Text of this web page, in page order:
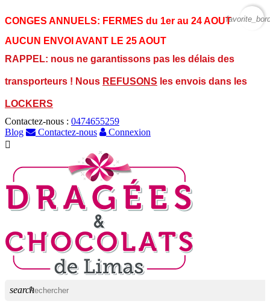
CONGES ANNUELS: FERMES du 1er au 24 AOUT
AUCUN ENVOI AVANT LE 25 AOUT
RAPPEL: nous ne garantissons pas les délais des
transporteurs ! Nous REFUSONS les envois dans les
LOCKERS
Contactez-nous : 0474655259
Blog
Contactez-nous
Connexion

search